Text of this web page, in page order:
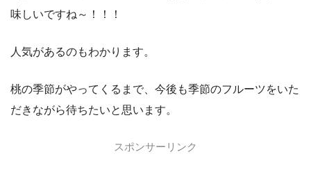
味しいですね～！！！
人気があるのもわかります。
桃の季節がやってくるまで、今後も季節のフルーツをいた
だきながら待ちたいと思います。
スポンサーリンク